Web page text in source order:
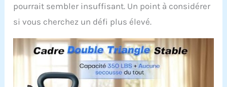
pourrait sembler insuffisant. Un point à considérer
si vous cherchez un défi plus élevé.